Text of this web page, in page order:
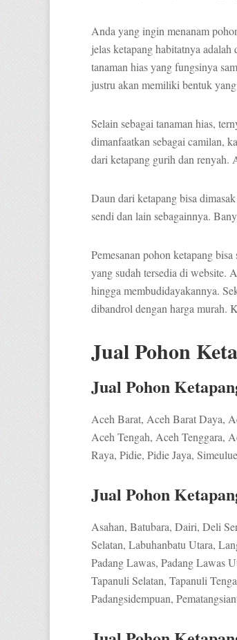
Anda yang ingin menanam
jelas ketapang habitatnya
tanaman hias yang fungsinya
justru akan memiliki bentuk
Selain sebagai tanaman hias,
dimanfaatkan sebagai camilan,
dari ketapang gurih dan renyah.
Daun dari ketapang bisa
sendi dan lain sebagainnya.
Pemesanan pohon ketapang
yang sudah tersedia di website.
hingga membudidayakannya.
dibandrol dengan harga murah.
Jual Pohon
Jual Pohon
Aceh Barat, Aceh Barat Daya,
Aceh Tengah, Aceh Tenggara,
Raya, Pidie, Pidie Jaya,
Jual Pohon
Asahan, Batubara, Dairi, Deli
Selatan, Labuhanbatu Utara,
Padang Lawas, Padang Lawas
Tapanuli Selatan, Tapanuli
Padangsidempuan,